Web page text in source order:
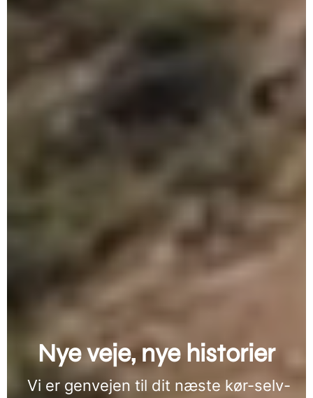
Nye veje, nye historier
Vi er genvejen til dit næste kør-selv-